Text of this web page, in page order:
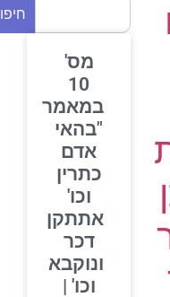
חיפוש
מס'
10
במאמר
"בהאי
אדם
כתרין
וכו'
אתתקן
דכר
ונוקבא
וכו' |